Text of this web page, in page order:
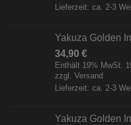
Lieferzeit: ca. 2-3
Yakuza Golden
34,90 €
Enthält 19% MwSt.
zzgl. Versand
Lieferzeit: ca. 2-3
Yakuza Golden